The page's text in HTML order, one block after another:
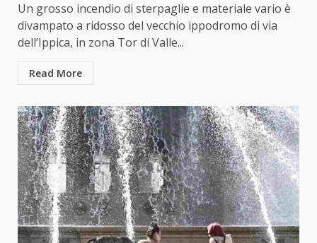
Un grosso incendio di sterpaglie e materiale vario è
divampato a ridosso del vecchio ippodromo di via
dell’Ippica, in zona Tor di Valle...
Read More